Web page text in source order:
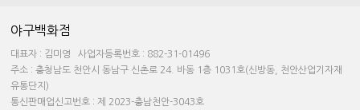
야구백화점
대표자 : 김미영 사업자등록번호 : 882-31-01496
주소 : 충청남도 천안시 동남구 신촌로 24. 바동 1층 1031호(신방동, 천안산업기자재
유통단지)
통신판매업신고번호 : 제 2023-충남천안-3043호